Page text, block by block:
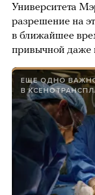
Университета
разрешение на
в ближайшее
привычной даже
ЕЩЕ ОДНО
В